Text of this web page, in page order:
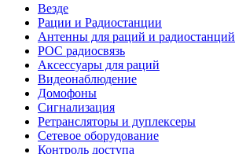
Везде
Рации и Радиостанции
Антенны для раций и радиостанций
POC радиосвязь
Аксессуары для раций
Видеонаблюдение
Домофоны
Сигнализация
Ретрансляторы и дуплексеры
Сетевое оборудование
Контроль доступа